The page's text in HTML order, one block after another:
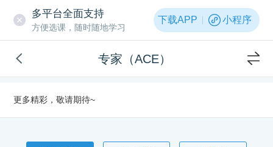
多平台全面支持
方便选课，随时随地学习
下载APP 小程序
专家（ACE）
更多精彩，敬请期待~